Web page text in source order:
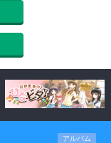
アルバム